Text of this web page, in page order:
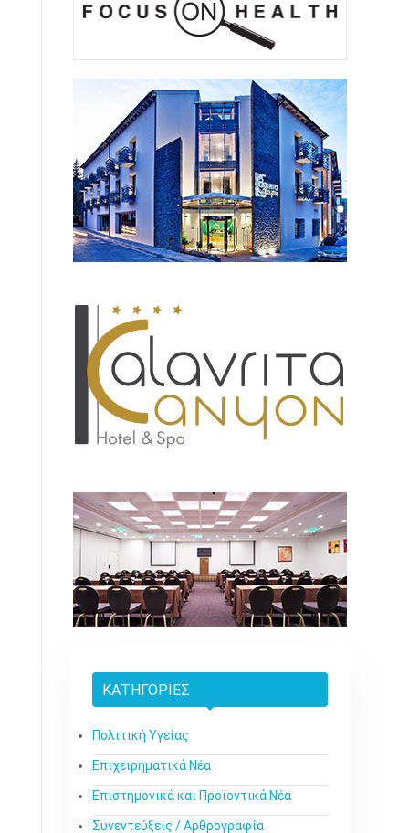
ΚΑΤΗΓΟΡΊΕΣ
Πολιτική Υγείας
Επιχειρηματικά Νέα
Επιστημονικά και Προϊοντικά Νέα
Συνεντεύξεις / Αρθρογραφία